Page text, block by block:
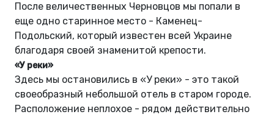
После величественных Черновцов мы попали в
еще одно старинное место - Каменец-
Подольский, который известен всей Украине
благодаря своей знаменитой крепости.
«У реки»
Здесь мы остановились в «У реки» - это такой
своеобразный небольшой отель в старом городе.
Расположение неплохое - рядом действительно